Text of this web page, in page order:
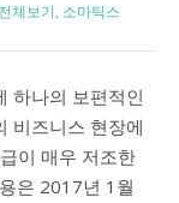
전체보기, 소마틱스
하나의 보편적인
비즈니스 현장에
이 매우 저조한
은 2017년 1월